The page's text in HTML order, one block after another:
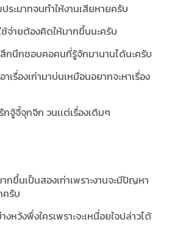
ประมาทจนทำให้งานเสียหายครับ
จ่ายต้องคิดให้มากขึ้นนะครับ
นึกชอบคอคนที่รู้จักมานานได้นะครับ
รื่องเก่ามาบ่นเหมือนอยากจะหาเรื่อง
จู้จี้จุกจิก วนเเต่เรื่องเดิมๆ
ขึ้นเป็นสองเท่าเพราะงานจะมีปัญหา
ครับ
หวังพึ่งใครเพราะจะเหนื่อยใจปล่าวได้